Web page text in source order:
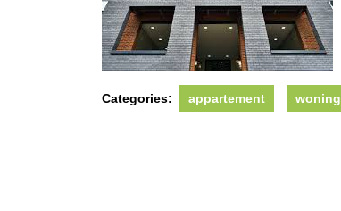
Categories: appartement woning